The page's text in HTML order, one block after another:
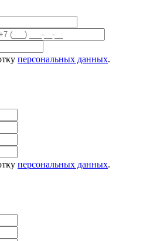
персональных данных.
персональных данных.